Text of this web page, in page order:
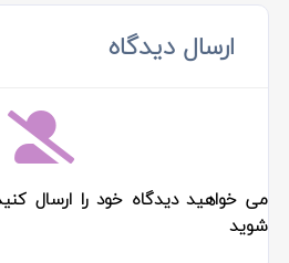
ارسال دیدگاه
می خواهید دیدگاه خود را ارسال
شوید